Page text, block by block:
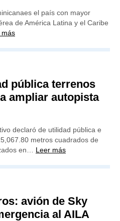
el país con mayor
de América Latina y el Caribe
más
pública terrenos
ampliar autopista
declaró de utilidad pública e
metros cuadrados de
en… Leer más
avión de Sky
al AILA